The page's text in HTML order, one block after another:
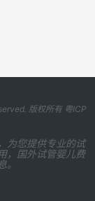
版权所有 粤ICP
为您提供专业的试
，国外试管婴儿费